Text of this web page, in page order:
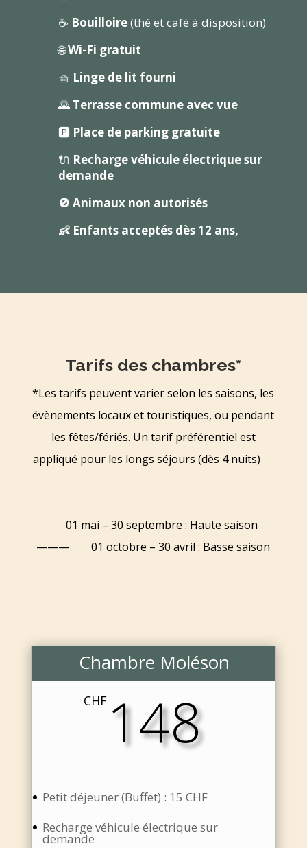
☕ Bouilloire(thé et café à disposition)
🌐Wi-Fi gratuit
🧺 Linge de lit fourni
🌄 Terrasse commune avec vue
🅿️ Place de parking gratuite
🔌 Recharge véhicule électriquesur
demande
🚫 Animaux non autorisés
👶 Enfants acceptés dès 12 ans,
Tarifs des chambres*
*Les tarifs peuvent varier selon les saisons, les
évènements locaux et touristiques, ou pendant
les fêtes/fériés. Un tarif préférentiel est
appliqué pour les longs séjours (dès 4 nuits)
01 mai – 30 septembre : Haute saison
———01 octobre – 30 avril : Basse saison
Chambre Moléson
CHF148
Petit déjeuner (Buffet) : 15 CHF
Recharge véhicule électrique sur
demande